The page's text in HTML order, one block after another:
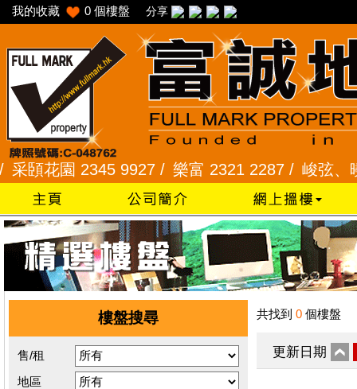
我的收藏 0 個樓盤 分享
花園 2345 9927 /樂富 2321 2287 / 峻弦、曉暉
樓盤搜尋
售/租
地區
共找到 0 個樓盤
更新日期